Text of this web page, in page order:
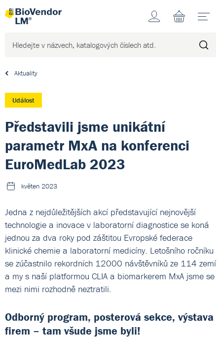
Účet
Aktuality
Událost
Představili jsme unikátní
parametr MxA na konferenci
EuroMedLab 2023
květen 2023
Jedna z nejdůležitějších akcí představující nejnovější
technologie a inovace v laboratorní diagnostice se koná
jednou za dva roky pod záštitou Evropské federace
klinické chemie a laboratorní medicíny. Letošního ročníku
se zúčastnilo rekordních 12000 návštěvníků ze 114 zemí
a my s naší platformou CLIA a biomarkerem MxA jsme se
mezi nimi rozhodně neztratili.
Odborný program, posterová sekce, výstava
firem – tam všude jsme byli!